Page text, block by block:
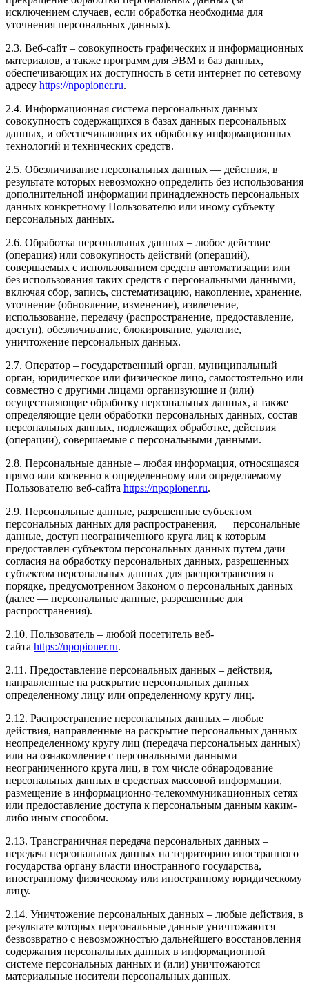
исключением случаев, если обработка необходима для
уточнения персональных данных).
2.3. Веб-сайт – совокупность графических и информационных
материалов, а также программ для ЭВМ и баз данных,
обеспечивающих их доступность в сети интернет по сетевому
адресу https://npopioner.ru.
2.4. Информационная система персональных данных —
совокупность содержащихся в базах данных персональных
данных, и обеспечивающих их обработку информационных
технологий и технических средств.
2.5. Обезличивание персональных данных — действия, в
результате которых невозможно определить без использования
дополнительной информации принадлежность персональных
данных конкретному Пользователю или иному субъекту
персональных данных.
2.6. Обработка персональных данных – любое действие
(операция) или совокупность действий (операций),
совершаемых с использованием средств автоматизации или
без использования таких средств с персональными данными,
включая сбор, запись, систематизацию, накопление, хранение,
уточнение (обновление, изменение), извлечение,
использование, передачу (распространение, предоставление,
доступ), обезличивание, блокирование, удаление,
уничтожение персональных данных.
2.7. Оператор – государственный орган, муниципальный
орган, юридическое или физическое лицо, самостоятельно или
совместно с другими лицами организующие и (или)
осуществляющие обработку персональных данных, а также
определяющие цели обработки персональных данных, состав
персональных данных, подлежащих обработке, действия
(операции), совершаемые с персональными данными.
2.8. Персональные данные – любая информация, относящаяся
прямо или косвенно к определенному или определяемому
Пользователю веб-сайта https://npopioner.ru.
2.9. Персональные данные, разрешенные субъектом
персональных данных для распространения, — персональные
данные, доступ неограниченного круга лиц к которым
предоставлен субъектом персональных данных путем дачи
согласия на обработку персональных данных, разрешенных
субъектом персональных данных для распространения в
порядке, предусмотренном Законом о персональных данных
(далее — персональные данные, разрешенные для
распространения).
2.10. Пользователь – любой посетитель веб-
сайта https://npopioner.ru.
2.11. Предоставление персональных данных – действия,
направленные на раскрытие персональных данных
определенному лицу или определенному кругу лиц.
2.12. Распространение персональных данных – любые
действия, направленные на раскрытие персональных данных
неопределенному кругу лиц (передача персональных данных)
или на ознакомление с персональными данными
неограниченного круга лиц, в том числе обнародование
персональных данных в средствах массовой информации,
размещение в информационно-телекоммуникационных сетях
или предоставление доступа к персональным данным каким-
либо иным способом.
2.13. Трансграничная передача персональных данных –
передача персональных данных на территорию иностранного
государства органу власти иностранного государства,
иностранному физическому или иностранному юридическому
лицу.
2.14. Уничтожение персональных данных – любые действия, в
результате которых персональные данные уничтожаются
безвозвратно с невозможностью дальнейшего восстановления
содержания персональных данных в информационной
системе персональных данных и (или) уничтожаются
материальные носители персональных данных.